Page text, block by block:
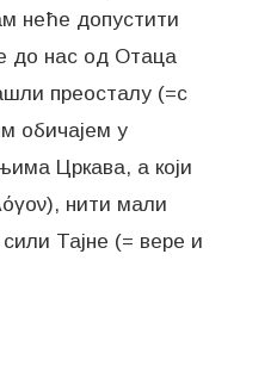
неће допустити
до нас од Отаца
преосталу (=с
обичајем у
Цркава, а који
нити мали
сили Тајне (= вере и